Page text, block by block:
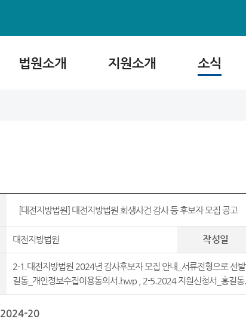
법원소개 지원소개 소식
[대전지방법원] 대전지방법원 회생사건 감사 등 후보자 모집 공고
대전지방법원 작성일
2-1.대전지방법원 2024년 감사후보자 모집 안내_서류전형으로 선
길동_개인정보수집이용동의서.hwp, 2-5.2024 지원신청서_홍길동
2024-20